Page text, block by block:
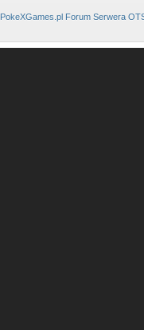
PokeXGames.pl Forum Serwera